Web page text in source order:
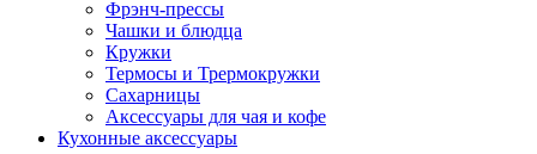
Фрэнч-прессы
Чашки и блюдца
Кружки
Термосы и Трермокружки
Сахарницы
Аксессуары для чая и кофе
Кухонные аксессуары